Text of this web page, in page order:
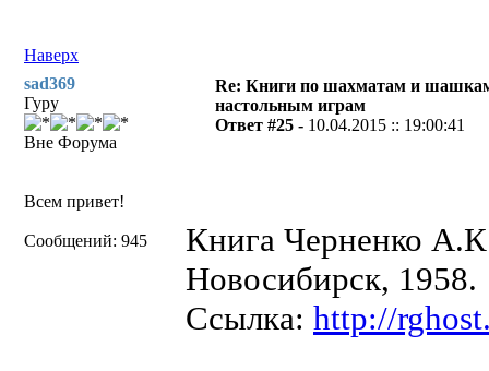
Наверх
sad369
Гуру
Вне Форума
Всем привет!
Сообщений: 945
Re: Книги по шахматам и
настольным играм
Ответ #25 - 10.04.2015 :: 19:00:41
Книга Черненко
Новосибирск, 1958.
Ссылка: http://